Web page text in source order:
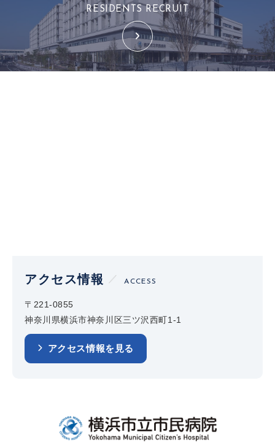
RESIDENTS RECRUIT
アクセス情報 ACCESS
〒221-0855
神奈川県横浜市神奈川区三ツ沢西町1-1
アクセス情報を見る